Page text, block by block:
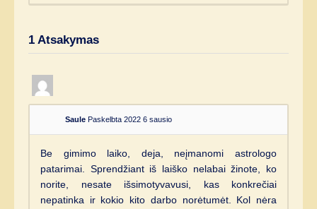
1 Atsakymas
Saule Paskelbta 2022 6 sausio
Be gimimo laiko, deja, neįmanomi astrologo
patarimai. Sprendžiant iš laiško nelabai žinote, ko
norite, nesate išsimotyvavusi, kas konkrečiai
nepatinka ir kokio kito darbo norėtumėt. Kol nėra